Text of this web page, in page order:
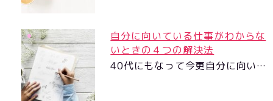
自分に向いている仕事がわからな
いときの４つの解決法
40代にもなって今更自分に向い…